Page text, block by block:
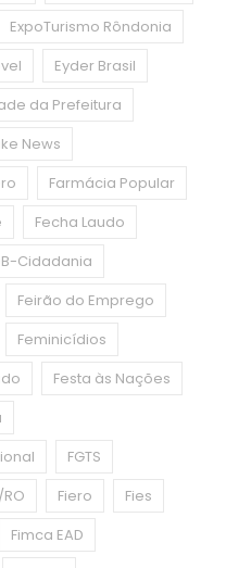
ExpoTurismo Rôndonia
Eyder Brasil
da Prefeitura
News
Farmácia Popular
Fecha Laudo
Cidadania
Feirão do Emprego
Feminicídios
Festa às Nações
FGTS
Fiero
Fies
Fimca EAD